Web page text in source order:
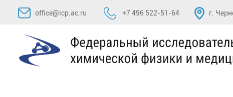
Перейти
содержимому
office@icp.ac.ru +7 496 522-51-64 г.